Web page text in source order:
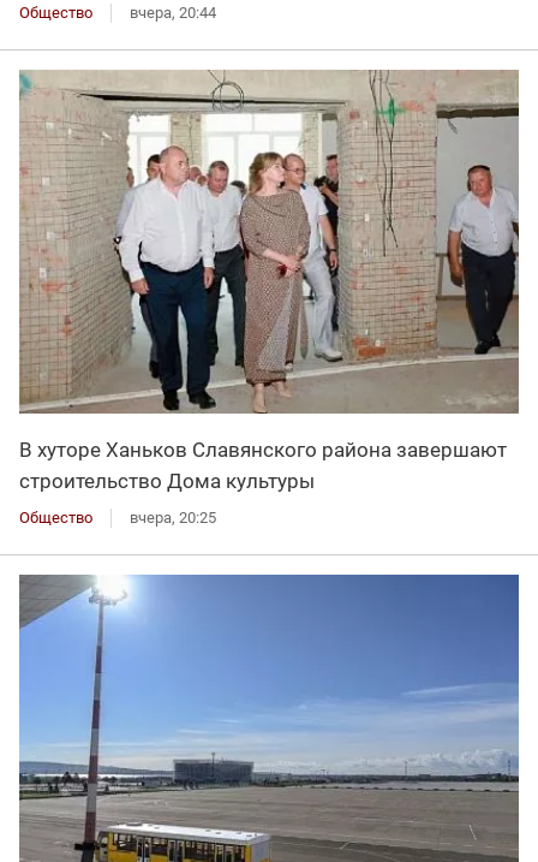
Общество вчера, 20:44
В хуторе Ханьков Славянского района завершают
строительство Дома культуры
Общество вчера, 20:25